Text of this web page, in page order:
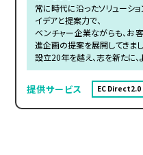
常に時代に沿ったソリューシ
イデアと提案力で、
ベンチャー企業ながらも、お
進企画の提案を展開してきまし
設立20年を越え、志を新たに、
提供サービス EC Direct2.0